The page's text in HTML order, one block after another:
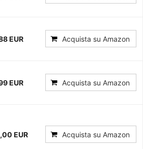
EUR Acquista su Amazon
EUR Acquista su Amazon
EUR Acquista su Amazon